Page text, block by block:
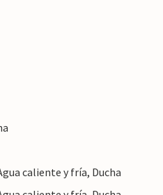
que se ofrecen. La cala
con niños pequeños
a aguas más profundas. ¿Le
menos ajetreo? Entonces
con sus hermosas vistas del
comercial y su amplia
y restaurantes, está a sólo 5
un poco mejor la
totalmente frescos y
caliente y fría, Ducha